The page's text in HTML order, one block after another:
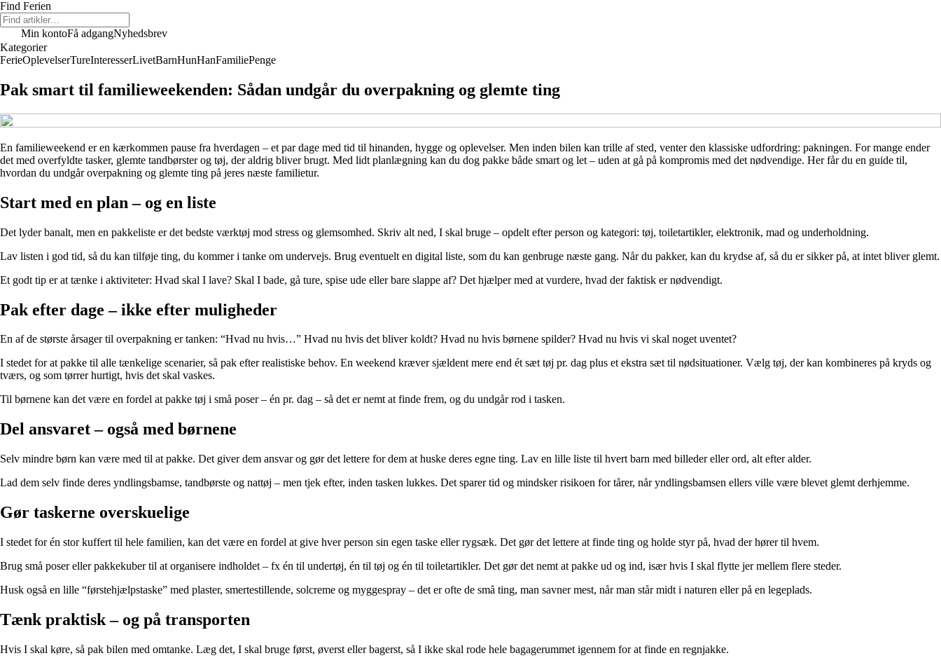
Find Ferien
Min kontoFå adgangNyhedsbrev
Kategorier
FerieOplevelserTureInteresserLivetBarnHunHanFamiliePenge
Pak smart til familieweekenden: Sådan undgår du overpakning og glemte ting
En familieweekend er en kærkommen pause fra hverdagen – et par dage med tid til hinanden, hygge og oplevelser. Men inden bilen kan trille af sted, venter den klassiske udfordring: pakningen. For mange ender
det med overfyldte tasker, glemte tandbørster og tøj, der aldrig bliver brugt. Med lidt planlægning kan du dog pakke både smart og let – uden at gå på kompromis med det nødvendige. Her får du en guide til,
hvordan du undgår overpakning og glemte ting på jeres næste familietur.
Start med en plan – og en liste
Det lyder banalt, men en pakkeliste er det bedste værktøj mod stress og glemsomhed. Skriv alt ned, I skal bruge – opdelt efter person og kategori: tøj, toiletartikler, elektronik, mad og underholdning.
Lav listen i god tid, så du kan tilføje ting, du kommer i tanke om undervejs. Brug eventuelt en digital liste, som du kan genbruge næste gang. Når du pakker, kan du krydse af, så du er sikker på, at intet bliver glemt.
Et godt tip er at tænke i aktiviteter: Hvad skal I lave? Skal I bade, gå ture, spise ude eller bare slappe af? Det hjælper med at vurdere, hvad der faktisk er nødvendigt.
Pak efter dage – ikke efter muligheder
En af de største årsager til overpakning er tanken: “Hvad nu hvis…” Hvad nu hvis det bliver koldt? Hvad nu hvis børnene spilder? Hvad nu hvis vi skal noget uventet?
I stedet for at pakke til alle tænkelige scenarier, så pak efter realistiske behov. En weekend kræver sjældent mere end ét sæt tøj pr. dag plus et ekstra sæt til nødsituationer. Vælg tøj, der kan kombineres på kryds og
tværs, og som tørrer hurtigt, hvis det skal vaskes.
Til børnene kan det være en fordel at pakke tøj i små poser – én pr. dag – så det er nemt at finde frem, og du undgår rod i tasken.
Del ansvaret – også med børnene
Selv mindre børn kan være med til at pakke. Det giver dem ansvar og gør det lettere for dem at huske deres egne ting. Lav en lille liste til hvert barn med billeder eller ord, alt efter alder.
Lad dem selv finde deres yndlingsbamse, tandbørste og nattøj – men tjek efter, inden tasken lukkes. Det sparer tid og mindsker risikoen for tårer, når yndlingsbamsen ellers ville være blevet glemt derhjemme.
Gør taskerne overskuelige
I stedet for én stor kuffert til hele familien, kan det være en fordel at give hver person sin egen taske eller rygsæk. Det gør det lettere at finde ting og holde styr på, hvad der hører til hvem.
Brug små poser eller pakkekuber til at organisere indholdet – fx én til undertøj, én til tøj og én til toiletartikler. Det gør det nemt at pakke ud og ind, især hvis I skal flytte jer mellem flere steder.
Husk også en lille “førstehjælpstaske” med plaster, smertestillende, solcreme og myggespray – det er ofte de små ting, man savner mest, når man står midt i naturen eller på en legeplads.
Tænk praktisk – og på transporten
Hvis I skal køre, så pak bilen med omtanke. Læg det, I skal bruge først, øverst eller bagerst, så I ikke skal rode hele bagagerummet igennem for at finde en regnjakke.